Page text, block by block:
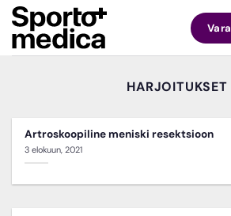
Skip
content
HARJOITUKSET
Artroskoopiline meniski resektsioon
3 elokuun, 2021